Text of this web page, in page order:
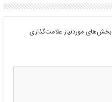
بخش‌های موردنیاز علامت‌گذاری